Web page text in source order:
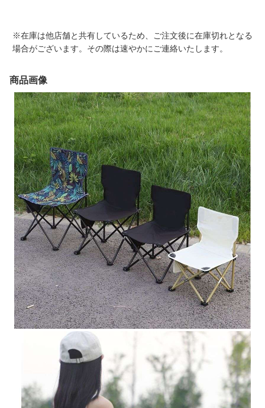
※在庫は他店舗と共有しているため、ご注文後に在庫切れとなる
場合がございます。その際は速やかにご連絡いたします。
商品画像